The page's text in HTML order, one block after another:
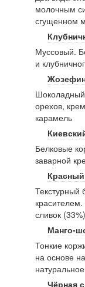
молочным
сгущенном
Муссовый.
и
Шоколадный
орехов,
карамель
Белковые
заварной
Текстурный
сливок
Манго-
Тонкие
на основе
Чёрная